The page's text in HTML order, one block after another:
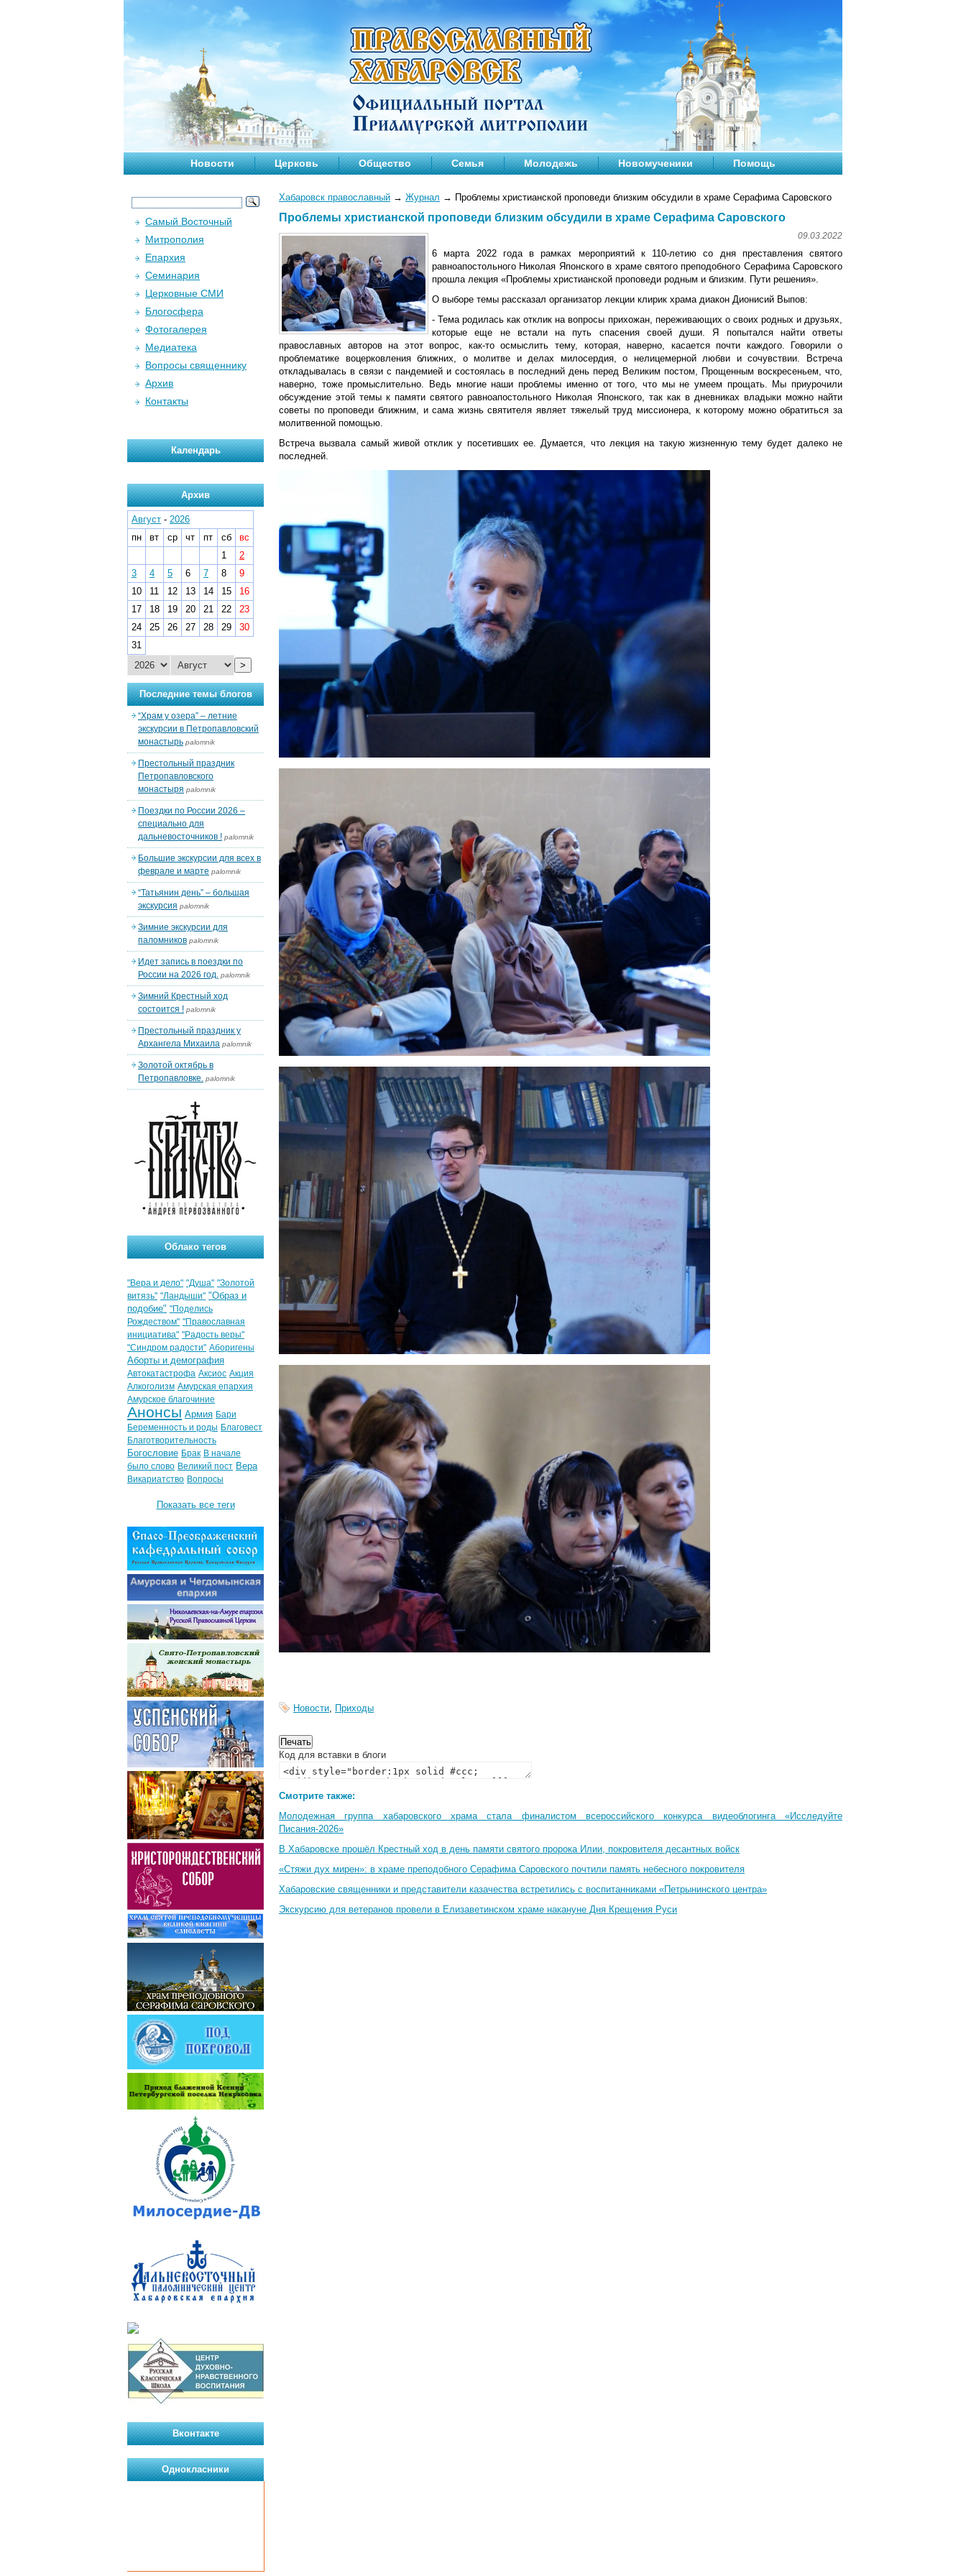
Новости Церковь Общество Семья Молодежь Новомученики Помощь
Хабаровск православный → Журнал → Проблемы христианской проповеди близким обсудили в храме Серафима Саровского
Проблемы христианской проповеди близким обсудили в храме Серафима Саровского
09.03.2022
6 марта 2022 года в рамках мероприятий к 110-летию со дня преставления святого
равноапостольного Николая Японского в храме святого преподобного Серафима Саровского
прошла лекция «Проблемы христианской проповеди родным и близким. Пути решения».
О выборе темы рассказал организатор лекции клирик храма диакон Дионисий Выпов:
- Тема родилась как отклик на вопросы прихожан, переживающих о своих родных и друзьях,
которые еще не встали на путь спасения своей души. Я попытался найти ответы
православных авторов на этот вопрос, как-то осмыслить тему, которая, наверно, касается почти каждого. Говорили о
проблематике воцерковления ближних, о молитве и делах милосердия, о нелицемерной любви и сочувствии. Встреча
откладывалась в связи с пандемией и состоялась в последний день перед Великим постом, Прощенным воскресеньем, что,
наверно, тоже промыслительно. Ведь многие наши проблемы именно от того, что мы не умеем прощать. Мы приурочили
обсуждение этой темы к памяти святого равноапостольного Николая Японского, так как в дневниках владыки можно найти
советы по проповеди ближним, и сама жизнь святителя являет тяжелый труд миссионера, к которому можно обратиться за
молитвенной помощью.
Встреча вызвала самый живой отклик у посетивших ее. Думается, что лекция на такую жизненную тему будет далеко не
последней.
Новости, Приходы
Код для вставки в блоги
Смотрите также:
Молодежная группа хабаровского храма стала финалистом всероссийского конкурса видеоблогинга «Исследуйте
Писания-2026»
В Хабаровске прошёл Крестный ход в день памяти святого пророка Илии, покровителя десантных войск
«Стяжи дух мирен»: в храме преподобного Серафима Саровского почтили память небесного покровителя
Хабаровские священники и представители казачества встретились с воспитанниками «Петрынинского центра»
Экскурсию для ветеранов провели в Елизаветинском храме накануне Дня Крещения Руси
Самый Восточный
Митрополия
Епархия
Семинария
Церковные СМИ
Блогосфера
Фотогалерея
Медиатека
Вопросы священнику
Архив
Контакты
Календарь
Архив
Август - 2026
пн
вт ср чт пт сб
вс
1
2
3
4 5 6 7 8
9
10
11 12 13 14 15
16
17
18 19 20 21 22
23
24
25 26 27 28 29
30
31
>
Последние темы блогов
“Храм у озера” – летние
экскурсии в Петропавловский
монастырь palomnik
Престольный праздник
Петропавловского
монастыря palomnik
Поездки по России 2026 –
специально для
дальневосточников ! palomnik
Большие экскурсии для всех в
феврале и марте palomnik
“Татьянин день” – большая
экскурсия palomnik
Зимние экскурсии для
паломников palomnik
Идет запись в поездки по
России на 2026 год. palomnik
Зимний Крестный ход
состоится ! palomnik
Престольный праздник у
Архангела Михаила palomnik
Золотой октябрь в
Петропавловке. palomnik
Облако тегов
"Вера и дело" "Душа" "Золотой
витязь" "Ландыши" "Образ и
подобие" "Поделись
Рождеством" "Православная
инициатива" "Радость веры"
"Синдром радости" Аборигены
Аборты и демография
Автокатастрофа Аксиос Акция
Алкоголизм Амурская епархия
Амурское благочиние
Анонсы Армия Бари
Беременность и роды Благовест
Благотворительность
Богословие Брак В начале
было слово Великий пост Вера
Викариатство Вопросы
Показать все теги
Вконтакте
Однокласники